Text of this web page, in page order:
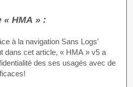
HMA » :
à la navigation Sans Logs’
dans cet article, « HMA » v5 a
des ses usagés avec de